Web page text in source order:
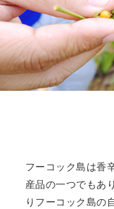
フーコック島は香
産品の一つでもあ
りフーコック島の